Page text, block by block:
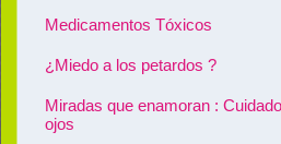
Medicamentos Tóxicos
¿Miedo a los petardos ?
Miradas que enamoran :
ojos